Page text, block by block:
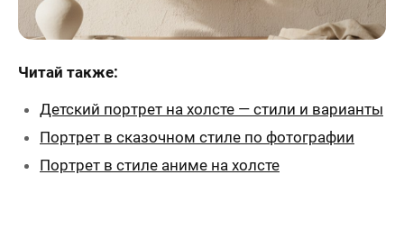
Читай также:
Детский портрет на холсте — стили и варианты
Портрет в сказочном стиле по фотографии
Портрет в стиле аниме на холсте